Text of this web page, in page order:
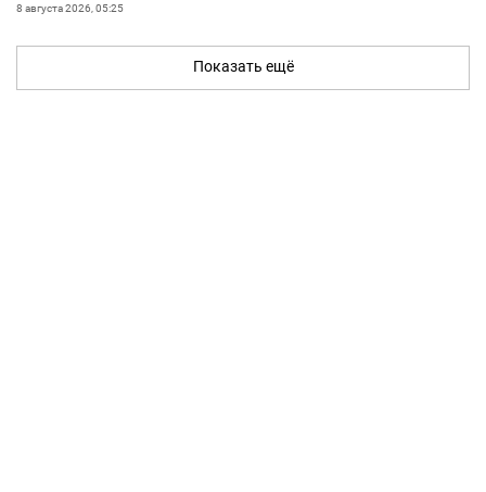
8 августа 2026, 05:25
Показать ещё